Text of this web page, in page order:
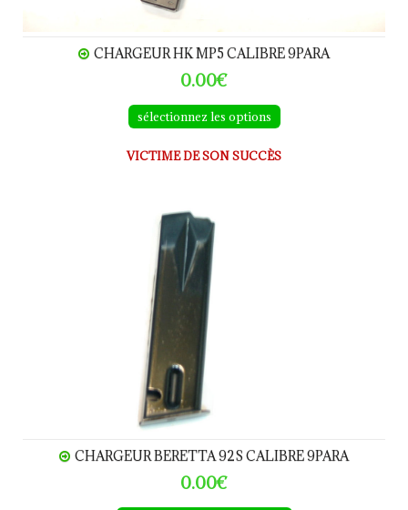
CHARGEUR HK MP5 CALIBRE 9PARA
0.00€
sélectionnez les options
VICTIME DE SON SUCCÈS
Chargeur Beretta 92S calibre 9Para
CHARGEUR BERETTA 92S CALIBRE 9PARA
0.00€